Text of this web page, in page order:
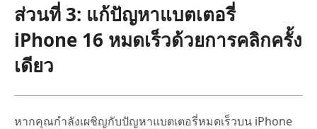
ส่วนที่ 3: แก้ปัญหาแบตเตอรี่
iPhone 16 หมดเร็วด้วยการคลิกครั้ง
เดียว
หากคุณกำลังเผชิญกับปัญหาแบตเตอรี่หมดเร็วบน iPhone